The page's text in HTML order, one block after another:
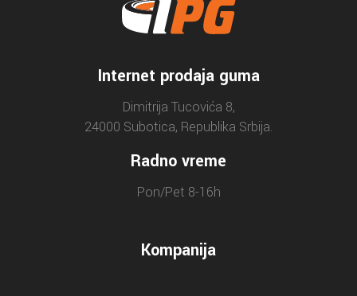
Internet prodaja guma
Dimitrija Tucovića 8,
24000 Subotica, Republika Srbija.
Radno vreme
Pon/Pet 8-16h
Kompanija